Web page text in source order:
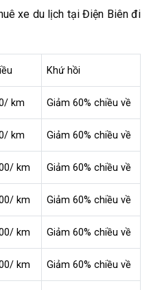
xe du lịch tại Điện Biên đi
Khứ hồi
km Giảm 60% chiều về
km Giảm 60% chiều về
km Giảm 60% chiều về
km Giảm 60% chiều về
km Giảm 60% chiều về
km Giảm 60% chiều về